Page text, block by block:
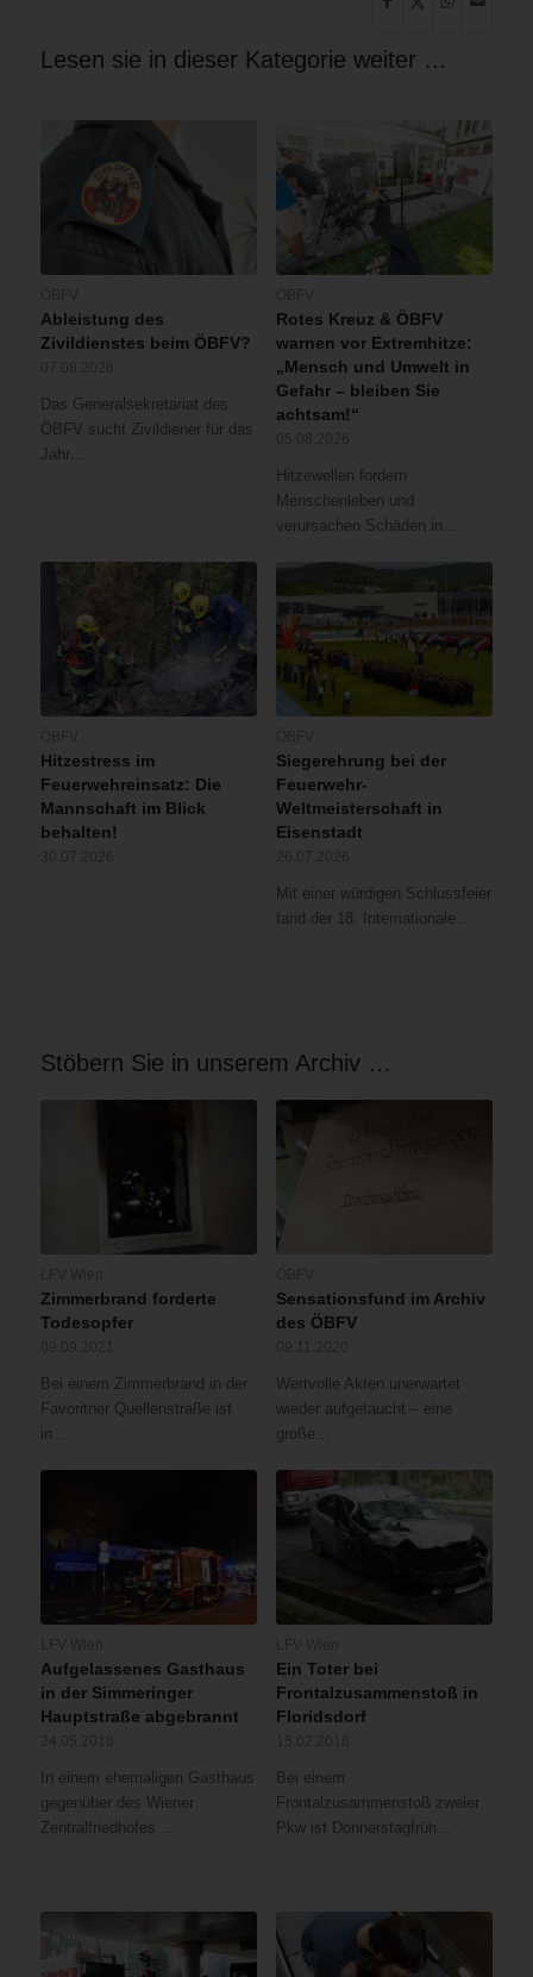
Lesen sie in dieser Kategorie weiter …
Ableistung des
Zivildienstes beim ÖBFV?
Das Generalsekretariat des
ÖBFV sucht Zivildiener für das
Jahr…
Rotes Kreuz & ÖBFV
warnen vor Extremhitze:
„Mensch und Umwelt in
Gefahr – bleiben Sie
achtsam!“
Hitzewellen fordern
Menschenleben und
verursachen Schäden in…
Hitzestress im
Feuerwehreinsatz: Die
Mannschaft im Blick
behalten!
Siegerehrung bei der
Feuerwehr-
Weltmeisterschaft in
Eisenstadt
Mit einer würdigen Schlussfeier
fand der 18. Internationale…
Stöbern Sie in unserem Archiv …
Zimmerbrand forderte
Todesopfer
Bei einem Zimmerbrand in der
Favoritner Quellenstraße ist
in…
Sensationsfund im Archiv
des ÖBFV
Wertvolle Akten unerwartet
wieder aufgetaucht – eine
große…
Aufgelassenes Gasthaus
in der Simmeringer
Hauptstraße abgebrannt
In einem ehemaligen Gasthaus
gegenüber des Wiener
Zentralfriedhofes…
Ein Toter bei
Frontalzusammenstoß in
Floridsdorf
Bei einem
Frontalzusammenstoß zweier
Pkw ist Donnerstagfrüh…